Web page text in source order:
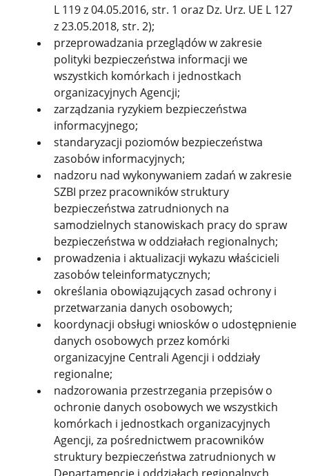
L 119 z 04.05.2016, str. 1 oraz Dz. Urz. UE L 127
z 23.05.2018, str. 2);
przeprowadzania przeglądów w zakresie
polityki bezpieczeństwa informacji we
wszystkich komórkach i jednostkach
organizacyjnych Agencji;
zarządzania ryzykiem bezpieczeństwa
informacyjnego;
standaryzacji poziomów bezpieczeństwa
zasobów informacyjnych;
nadzoru nad wykonywaniem zadań w zakresie
SZBI przez pracowników struktury
bezpieczeństwa zatrudnionych na
samodzielnych stanowiskach pracy do spraw
bezpieczeństwa w oddziałach regionalnych;
prowadzenia i aktualizacji wykazu właścicieli
zasobów teleinformatycznych;
określania obowiązujących zasad ochrony i
przetwarzania danych osobowych;
koordynacji obsługi wniosków o udostępnienie
danych osobowych przez komórki
organizacyjne Centrali Agencji i oddziały
regionalne;
nadzorowania przestrzegania przepisów o
ochronie danych osobowych we wszystkich
komórkach i jednostkach organizacyjnych
Agencji, za pośrednictwem pracowników
struktury bezpieczeństwa zatrudnionych w